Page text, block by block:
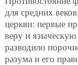
для средних
церкви: первые
веру и
разводило
разума и его